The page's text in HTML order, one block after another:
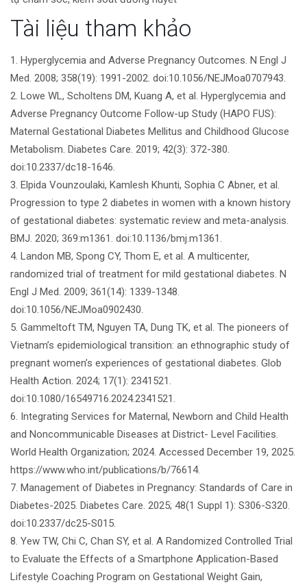
bài
viết
Tài liệu tham khảo
1. Hyperglycemia and Adverse Pregnancy Outcomes. N Engl J
Med. 2008; 358(19): 1991-2002. doi:10.1056/NEJMoa0707943.
2. Lowe WL, Scholtens DM, Kuang A, et al. Hyperglycemia and
Adverse Pregnancy Outcome Follow-up Study (HAPO FUS):
Maternal Gestational Diabetes Mellitus and Childhood Glucose
Metabolism. Diabetes Care. 2019; 42(3): 372-380.
doi:10.2337/dc18-1646.
3. Elpida Vounzoulaki, Kamlesh Khunti, Sophia C Abner, et al.
Progression to type 2 diabetes in women with a known history
of gestational diabetes: systematic review and meta-analysis.
BMJ. 2020; 369:m1361. doi:10.1136/bmj.m1361.
4. Landon MB, Spong CY, Thom E, et al. A multicenter,
randomized trial of treatment for mild gestational diabetes. N
Engl J Med. 2009; 361(14): 1339-1348.
doi:10.1056/NEJMoa0902430.
5. Gammeltoft TM, Nguyen TA, Dung TK, et al. The pioneers of
Vietnam’s epidemiological transition: an ethnographic study of
pregnant women’s experiences of gestational diabetes. Glob
Health Action. 2024; 17(1): 2341521.
doi:10.1080/16549716.2024.2341521.
6. Integrating Services for Maternal, Newborn and Child Health
and Noncommunicable Diseases at District- Level Facilities.
World Health Organization; 2024. Accessed December 19, 2025.
https://www.who.int/publications/b/76614.
7. Management of Diabetes in Pregnancy: Standards of Care in
Diabetes-2025. Diabetes Care. 2025; 48(1 Suppl 1): S306-S320.
doi:10.2337/dc25-S015.
8. Yew TW, Chi C, Chan SY, et al. A Randomized Controlled Trial
to Evaluate the Effects of a Smartphone Application-Based
Lifestyle Coaching Program on Gestational Weight Gain,